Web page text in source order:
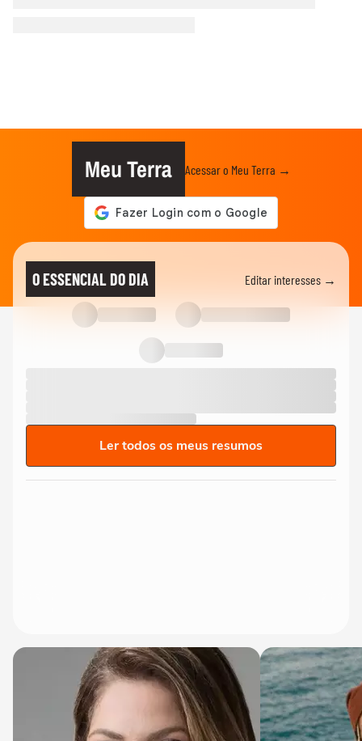
Meu Terra Acessar o Meu Terra →
O ESSENCIAL DO DIA Editar interesses →
Ler todos os meus resumos